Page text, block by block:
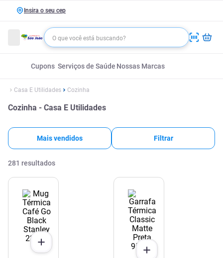
Insira o seu cep
Cupons Serviços de Saúde Nossas Marcas
Casa E Utilidades Cozinha
Cozinha - Casa E Utilidades
Mais vendidos Filtrar
281 resultados